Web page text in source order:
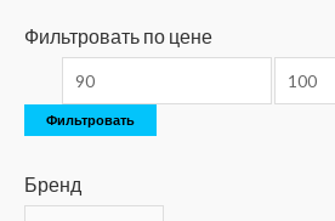
Фильтровать по цене
Фильтровать
Бренд